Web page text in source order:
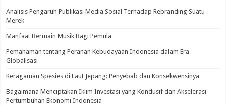
Analisis Pengaruh Publikasi Media Sosial Terhadap Rebranding Suatu
Merek
Manfaat Bermain Musik Bagi Pemula
Pemahaman tentang Peranan Kebudayaan Indonesia dalam Era
Globalisasi
Keragaman Spesies di Laut Jepang: Penyebab dan Konsekwensinya
Bagaimana Menciptakan Iklim Investasi yang Kondusif dan Akselerasi
Pertumbuhan Ekonomi Indonesia